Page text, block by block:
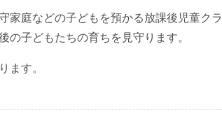
庭などの子どもを預かる放課後児童クラ
の子どもたちの育ちを見守ります。
ます。